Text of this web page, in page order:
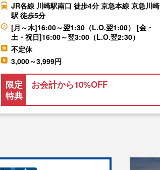
JR各線 川崎駅南口 徒歩4分 京急本線 京急川崎
駅 徒歩5分
[月～木]16:00～翌1:30（L.O.翌1:00） [金・
土・祝日]16:00～翌3:00（L.O.翌2:30）
不定休
3,000～3,999円
限定
特典
お会計から10%OFF